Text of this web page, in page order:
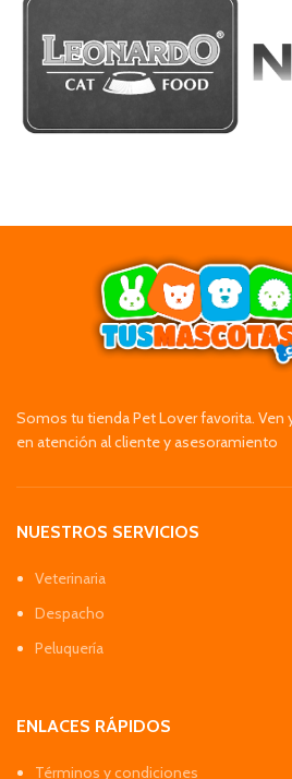
Somos tu tienda Pet Lover favorita. Ven
en atención al cliente y asesoramiento
NUESTROS SERVICIOS
Veterinaria
Despacho
Peluquería
ENLACES RÁPIDOS
Términos y condiciones